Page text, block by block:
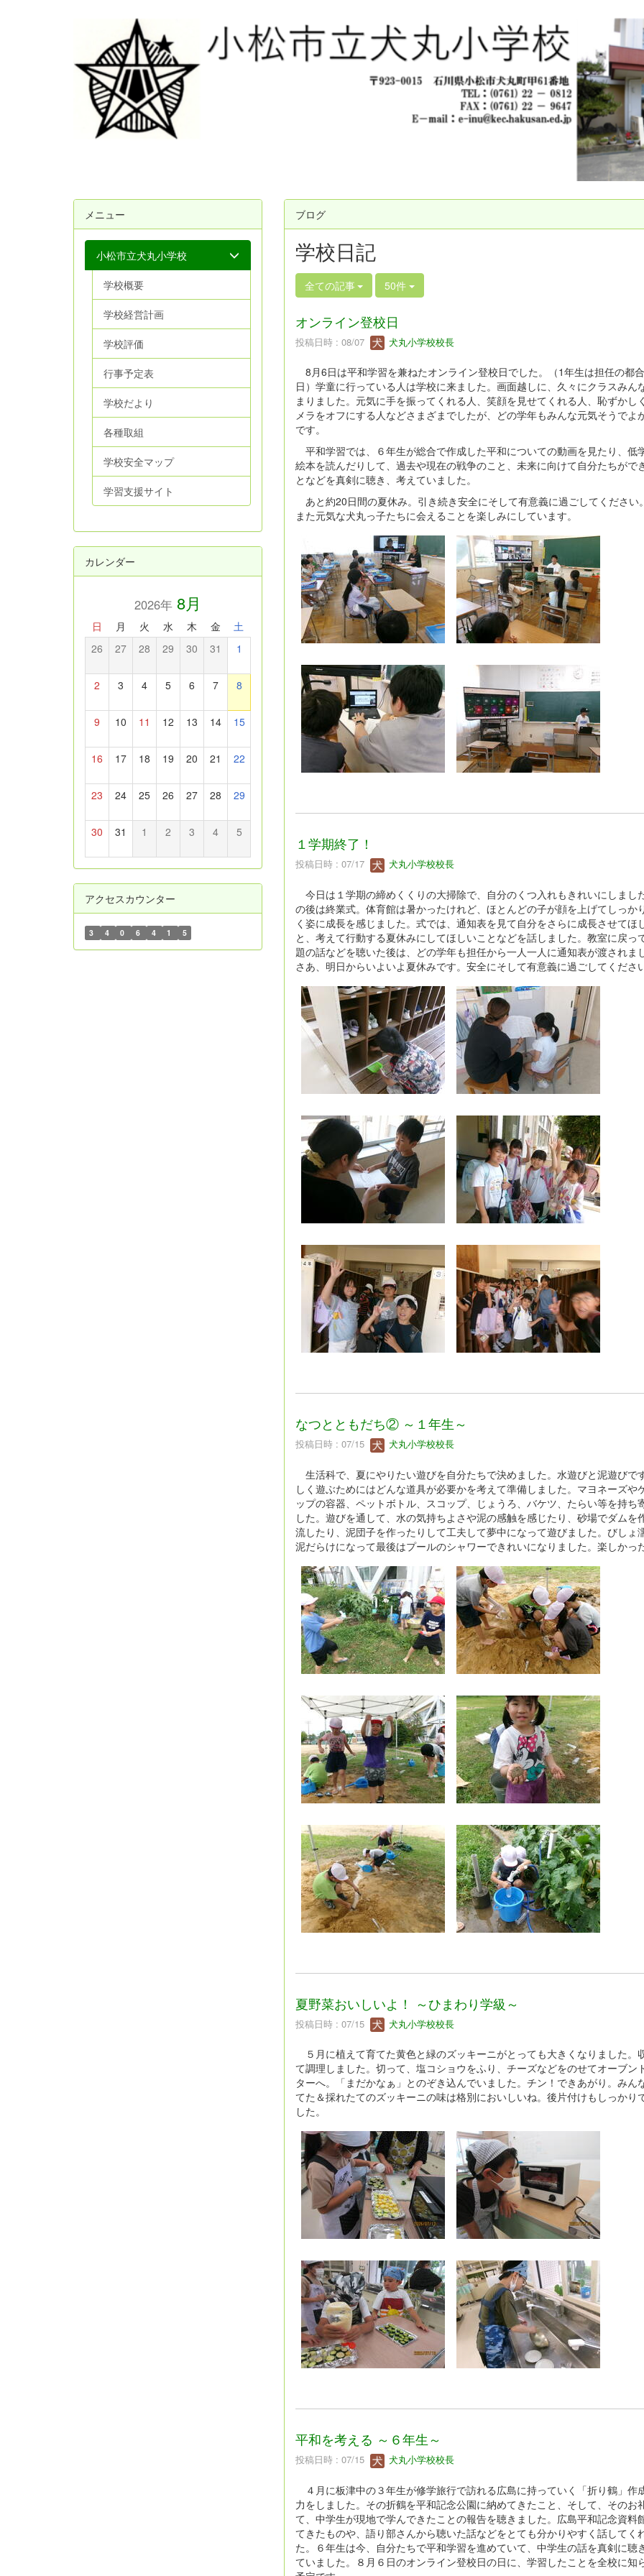
ブログ
学校日記
全ての記事 50件
オンライン登校日
投稿日時 : 08/07 犬丸小学校校長
8月6日は平和学習を兼ねたオンライン登校日でした。（1年生は担任の都
日）学童に行っている人は学校に来ました。画面越しに、久々にクラスみん
まりました。元気に手を振ってくれる人、笑顔を見せてくれる人、恥ずかし
メラをオフにする人などさまざまでしたが、どの学年もみんな元気そうでよ
です。
平和学習では、６年生が総合で作成した平和についての動画を見たり、低
絵本を読んだりして、過去や現在の戦争のこと、未来に向けて自分たちがで
となどを真剣に聴き、考えていました。
あと約20日間の夏休み。引き続き安全にそして有意義に過ごしてください
また元気な犬丸っ子たちに会えることを楽しみにしています。
１学期終了！
投稿日時 : 07/17 犬丸小学校校長
今日は１学期の締めくくりの大掃除で、自分のくつ入れもきれいにしまし
の後は終業式。体育館は暑かったけれど、ほとんどの子が顔を上げてしっか
く姿に成長を感じました。式では、通知表を見て自分をさらに成長させてほ
と、考えて行動する夏休みにしてほしいことなどを話しました。教室に戻っ
題の話などを聴いた後は、どの学年も担任から一人一人に通知表が渡されまし
さあ、明日からいよいよ夏休みです。安全にそして有意義に過ごしてください
なつとともだち② ～１年生～
投稿日時 : 07/15 犬丸小学校校長
生活科で、夏にやりたい遊びを自分たちで決めました。水遊びと泥遊びで
しく遊ぶためにはどんな道具が必要かを考えて準備しました。マヨネーズや
ップの容器、ペットボトル、スコップ、じょうろ、バケツ、たらい等を持ち
した。遊びを通して、水の気持ちよさや泥の感触を感じたり、砂場でダムを
流したり、泥団子を作ったりして工夫して夢中になって遊びました。びしょ濡
泥だらけになって最後はプールのシャワーできれいになりました。楽しかった
夏野菜おいしいよ！ ～ひまわり学級～
投稿日時 : 07/15 犬丸小学校校長
５月に植えて育てた黄色と緑のズッキーニがとっても大きくなりました。
て調理しました。切って、塩コショウをふり、チーズなどをのせてオーブン
ターへ。「まだかなぁ」とのぞき込んでいました。チン！できあがり。みん
てた＆採れたてのズッキーニの味は格別においしいね。後片付けもしっかり
した。
平和を考える ～６年生～
投稿日時 : 07/15 犬丸小学校校長
４月に板津中の３年生が修学旅行で訪れる広島に持っていく「折り鶴」作
力をしました。その折鶴を平和記念公園に納めてきたこと、そして、そのお
て、中学生が現地で学んできたことの報告を聴きました。広島平和記念資料
てきたものや、語り部さんから聴いた話などをとても分かりやすく話してく
た。６年生は今、自分たちで平和学習を進めていて、中学生の話を真剣に聴
ていました。８月６日のオンライン登校日の日に、学習したことを全校に知
メニュー
小松市立犬丸小学校
学校概要
学校経営計画
学校評価
行事予定表
学校だより
各種取組
学校安全マップ
学習支援サイト
カレンダー
2026年8月
日 月 火 水 木 金 土
26 27 28 29 30 31 1
2 3 4 5 6 7 8
9 10 11 12 13 14 15
16 17 18 19 20 21 22
23 24 25 26 27 28 29
30 31 1 2 3 4 5
アクセスカウンター
3 4 0 6 4 1 5